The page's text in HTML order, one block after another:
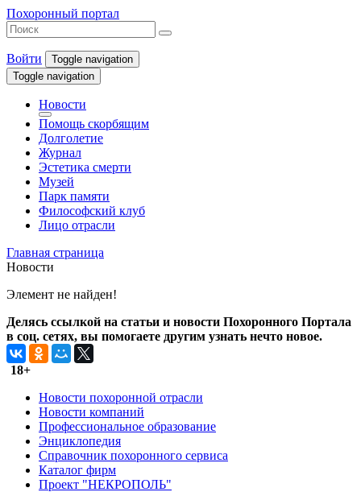
Похоронный портал
Войти
Toggle navigation
Toggle navigation
Новости
Помощь скорбящим
Долголетие
Журнал
Эстетика смерти
Музей
Парк памяти
Философский клуб
Лицо отрасли
Главная страница
Новости
Элемент не найден!
Делясь ссылкой на статьи и новости Похоронного Портала
в соц. сетях, вы помогаете другим узнать нечто новое.
18+
Новости похоронной отрасли
Новости компаний
Профессиональное образование
Энциклопедия
Справочник похоронного сервиса
Каталог фирм
Проект "НЕКРОПОЛЬ"